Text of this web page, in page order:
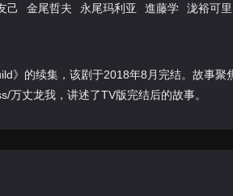
己 金尾哲夫 永尾玛利亚 進藤学 泷裕可里
》的续集，该剧于2018年8月完结。故事聚
丈龙我，讲述了TV版完结后的故事。